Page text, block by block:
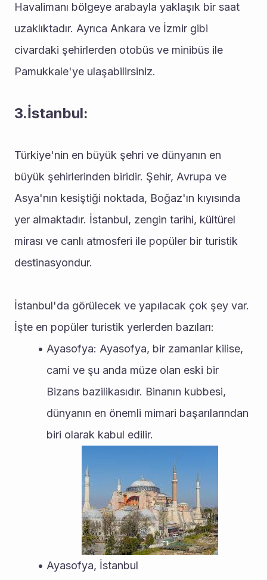
Havalimanı bölgeye arabayla yaklaşık bir saat
uzaklıktadır. Ayrıca Ankara ve İzmir gibi
civardaki şehirlerden otobüs ve minibüs ile
Pamukkale'ye ulaşabilirsiniz.
3.İstanbul:
Türkiye'nin en büyük şehri ve dünyanın en
büyük şehirlerinden biridir. Şehir, Avrupa ve
Asya'nın kesiştiği noktada, Boğaz'ın kıyısında
yer almaktadır. İstanbul, zengin tarihi, kültürel
mirası ve canlı atmosferi ile popüler bir turistik
destinasyondur.
İstanbul'da görülecek ve yapılacak çok şey var.
İşte en popüler turistik yerlerden bazıları:
Ayasofya: Ayasofya, bir zamanlar kilise,
cami ve şu anda müze olan eski bir
Bizans bazilikasıdır. Binanın kubbesi,
dünyanın en önemli mimari başarılarından
biri olarak kabul edilir.
Ayasofya, İstanbul